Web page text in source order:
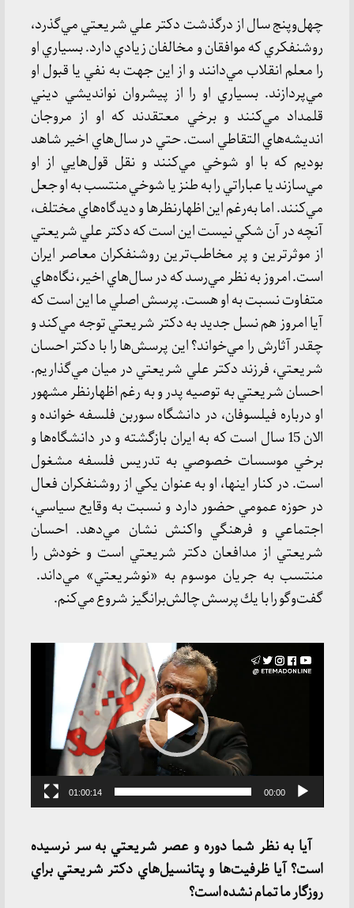
چهل‌وپنج سال از درگذشت دكتر علي شريعتي مي‌گذرد،
روشنفكري كه موافقان و مخالفان زيادي دارد. بسياري او
را معلم انقلاب مي‌دانند و از اين جهت به نفي يا قبول او
مي‌پردازند. بسياري او را از پيشروان نوانديشي ديني
قلمداد مي‌كنند و برخي معتقدند كه او از مروجان
انديشه‌هاي التقاطي است. حتي در سال‌هاي اخير شاهد
بوديم كه با او شوخي مي‌كنند و نقل قول‌هايي از او
مي‌سازند يا عباراتي را به طنز يا شوخي منتسب به او جعل
مي‌كنند. اما به‌رغم اين اظهارنظرها و ديدگاه‌هاي مختلف،
آنچه در آن شكي نيست اين است كه دكتر علي شريعتي
از موثرترين و پر مخاطب‌ترين روشنفكران معاصر ايران
است. امروز به نظر مي‌رسد كه در سال‌هاي اخير، نگاه‌هاي
متفاوت نسبت به او هست. پرسش اصلي ما اين است كه
آيا امروز هم نسل جديد به دكتر شريعتي توجه مي‌كند و
چقدر آثارش را مي‌خواند؟ اين پرسش‌ها را با دكتر احسان
شريعتي، فرزند دكتر علي شريعتي در ميان مي‌گذاريم.
احسان شريعتي به توصيه پدر و به رغم اظهارنظر مشهور
او درباره فيلسوفان، در دانشگاه سوربن فلسفه خوانده و
الان 15 سال است كه به ايران بازگشته و در دانشگاه‌ها و
برخي موسسات خصوصي به تدريس فلسفه مشغول
است. در كنار اينها، او به عنوان يكي از روشنفكران فعال
در حوزه عمومي حضور دارد و نسبت به وقايع سياسي،
اجتماعي و فرهنگي واكنش نشان مي‌دهد. احسان
شريعتي از مدافعان دكتر شريعتي است و خودش را
منتسب به جريان موسوم به «نوشريعتي» مي‌داند.
گفت‌وگو را با يك پرسش چالش‌برانگيز شروع مي‌كنم.
نمایشگر
ویدیو
00:00
01:00:14
آيا به نظر شما دوره و عصر شريعتي به سر نرسيده
است؟ آيا ظرفيت‌ها و پتانسيل‌هاي دكتر شريعتي براي
روزگار ما تمام نشده است؟